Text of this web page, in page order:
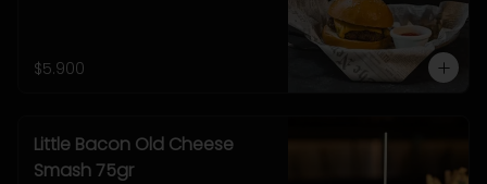
$5.900
Little Bacon Old Cheese
Smash 75gr